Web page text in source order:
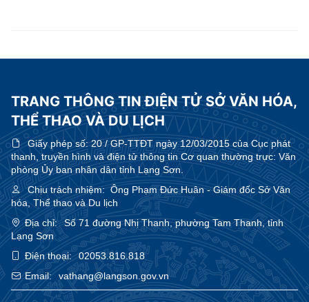
TRANG THÔNG TIN ĐIỆN TỬ SỞ VĂN HÓA,
THỂ THAO VÀ DU LỊCH
Giấy phép số:20 / GP-TTĐT ngày 12/03/2015 của Cục phát
thanh, truyền hình và điện tử thông tin Cơ quan thường trực: Văn
phòng Ủy ban nhân dân tỉnh Lạng Sơn.
Chịu trách nhiệm:Ông Phạm Đức Huân - Giám đốc Sở Văn
hóa, Thể thao và Du lịch
Địa chỉ:
Số 71 đường Nhị Thanh, phường Tam Thanh, tỉnh
Lạng Sơn
Điện thoại:
02053.816.818
Email:
vathang@langson.gov.vn